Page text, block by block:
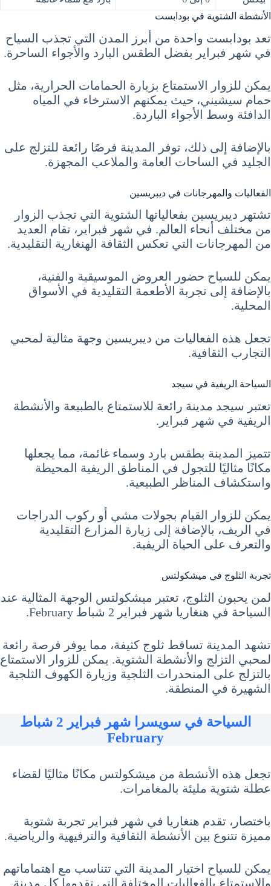
الأنشطة الشتوية في بودابست
تعد بودابست واحدة من أبرز المدن التي تجذب السياح
في شهر فبراير بفضل الطقس البارد والأجواء الساحرة.
يمكن للزوار الاستمتاع بزيارة الحمامات الحرارية، مثل
حمام سيشيني، حيث يمكنهم الاسترخاء في المياه
الدافئة وسط الأجواء الباردة.
بالإضافة إلى ذلك، توفر المدينة فرصًا رائعة للتزلج على
الجليد في الساحات العامة والملاعب المجهزة.
الفعاليات والمهرجانات في ديبريسين
تشتهر ديبريسين بفعالياتها الشتوية التي تجذب الزوار
من مختلف أنحاء العالم. في شهر فبراير، تقام العديد
من المهرجانات التي تعكس الثقافة الهنغارية التقليدية.
يمكن للسياح حضور العروض الموسيقية والفنية،
بالإضافة إلى تجربة الأطعمة التقليدية في الأسواق
المحلية.
تجعل هذه الفعاليات من ديبريسين وجهة مثالية لمحبي
التجارب الثقافية.
السياحة الريفية في سيجد
تعتبر سيجد مدينة رائعة للاستمتاع بالطبيعة والأنشطة
الريفية في شهر فبراير.
تتميز المدينة بطقس بارد وسماء غائمة، مما يجعلها
مكانًا مثاليًا للتجول في المناطق الريفية المحيطة
واستكشاف المناظر الطبيعية.
يمكن للزوار القيام بجولات مشي أو ركوب الدراجات
في الريف، بالإضافة إلى زيارة المزارع التقليدية
والتعرف على الحياة الريفية.
تجربة الثلوج في ميشكولتس
لمن يحبون الثلوج، تعتبر ميشكولتس الوجهة المثالية عند
السياحة في هنغاريا شهر فبراير 2 شباط February.
تشهد المدينة تساقط ثلوج كثيفة، مما يوفر فرصة رائعة
لمحبي التزلج والأنشطة الشتوية. يمكن للزوار الاستمتاع
بالتزلج على المنحدرات الثلجية وزيارة الكهوف الثلجية
الشهيرة في المنطقة.
السياحة في سويسرا شهر فبراير 2 شباط
February
تجعل هذه الأنشطة من ميشكولتس مكانًا مثاليًا لقضاء
عطلة شتوية مليئة بالمغامرات.
باختصار، تقدم هنغاريا في شهر فبراير تجربة شتوية
مميزة تتنوع بين الأنشطة الثقافية والترفيهية والرياضية.
يمكن للسياح اختيار المدينة التي تتناسب مع اهتماماتهم
والاستمتاع بالفعاليات المختلفة التي تقدمها كل مدينة.